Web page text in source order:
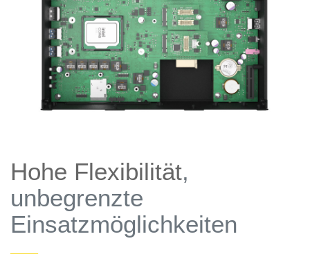
Hohe Flexibilität,
unbegrenzte
Einsatzmöglichkeiten
——